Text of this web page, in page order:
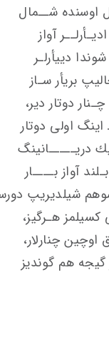
اوسنده شــمال
آواز
دييأرلـر
بريأر سـاز
دوتار دير،
اينگ اولی دوتار
دريـــــانينگ
آواز بــــار
شيلديريپ
هـرگيز،
اوچين چنارلار،
گيجه هم گونديز